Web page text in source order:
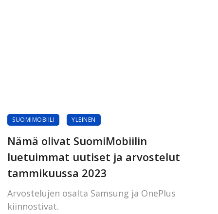
SUOMIMOBIILI YLEINEN
Nämä olivat SuomiMobiilin
luetuimmat uutiset ja arvostelut
tammikuussa 2023
Arvostelujen osalta Samsung ja OnePlus
kiinnostivat.